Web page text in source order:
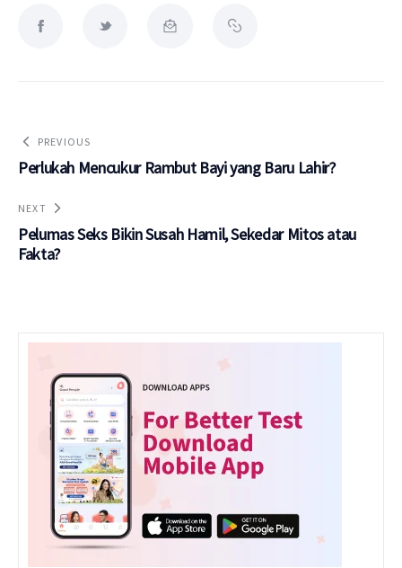
PREVIOUS
Perlukah Mencukur Rambut Bayi yang Baru Lahir?
NEXT
Pelumas Seks Bikin Susah Hamil, Sekedar Mitos atau
Fakta?